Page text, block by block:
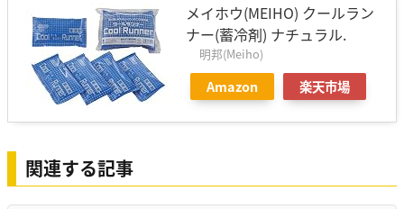
メイホウ(MEIHO) クールラン
ナー(蓄冷剤) ナチュラル.
明邦(Meiho)
Amazon 楽天市場
関連する記事